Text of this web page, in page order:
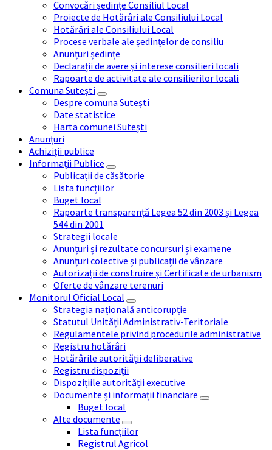
Convocări ședințe Consiliul Local
Proiecte de Hotărâri ale Consiliului Local
Hotărâri ale Consiliului Local
Procese verbale ale ședințelor de consiliu
Anunțuri ședințe
Declarații de avere și interese consilieri locali
Rapoarte de activitate ale consilierilor locali
Comuna Sutești
Despre comuna Sutești
Date statistice
Harta comunei Sutești
Anunțuri
Achiziții publice
Informații Publice
Publicații de căsătorie
Lista funcțiilor
Buget local
Rapoarte transparență Legea 52 din 2003 și Legea
544 din 2001
Strategii locale
Anunțuri și rezultate concursuri și examene
Anunțuri colective și publicații de vânzare
Autorizații de construire și Certificate de urbanism
Oferte de vânzare terenuri
Monitorul Oficial Local
Strategia națională anticorupție
Statutul Unității Administrativ-Teritoriale
Regulamentele privind procedurile administrative
Registru hotărâri
Hotărârile autorității deliberative
Registru dispoziții
Dispozițiile autorității executive
Documente și informații financiare
Buget local
Alte documente
Lista funcțiilor
Registrul Agricol